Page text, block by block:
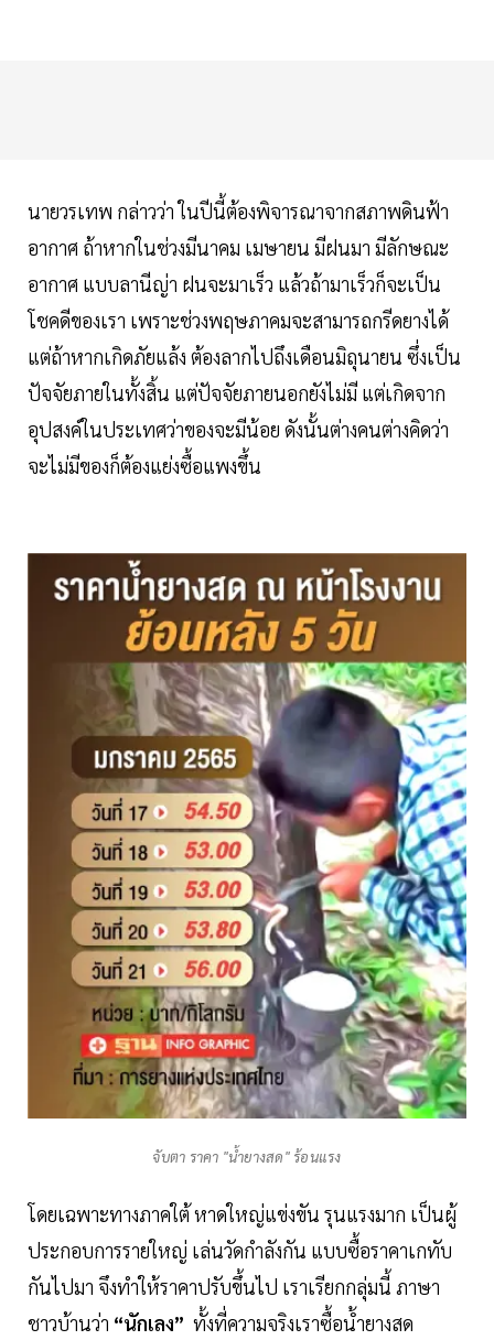
นายวรเทพ กล่าวว่า ในปีนี้ต้องพิจารณาจากสภาพดินฟ้า
อากาศ ถ้าหากในช่วงมีนาคม เมษายน มีฝนมา มีลักษณะ
อากาศ แบบลานีญ่า ฝนจะมาเร็ว แล้วถ้ามาเร็วก็จะเป็น
โชคดีของเรา เพราะช่วงพฤษภาคมจะสามารถกรีดยางได้
แต่ถ้าหากเกิดภัยแล้ง ต้องลากไปถึงเดือนมิถุนายน ซึ่งเป็น
ปัจจัยภายในทั้งสิ้น แต่ปัจจัยภายนอกยังไม่มี แต่เกิดจาก
อุปสงค์ในประเทศว่าของจะมีน้อย ดังนั้นต่างคนต่างคิดว่า
จะไม่มีของก็ต้องแย่งซื้อแพงขึ้น
จับตา ราคา "น้ำยางสด" ร้อนแรง
โดยเฉพาะทางภาคใต้ หาดใหญ่แข่งขัน รุนแรงมาก เป็นผู้
ประกอบการรายใหญ่ เล่นวัดกำลังกัน แบบซื้อราคาเกทับ
กันไปมา จึงทำให้ราคาปรับขึ้นไป เราเรียกกลุ่มนี้ ภาษา
ชาวบ้านว่า “นักเลง” ทั้งที่ความจริงเราซื้อน้ำยางสด